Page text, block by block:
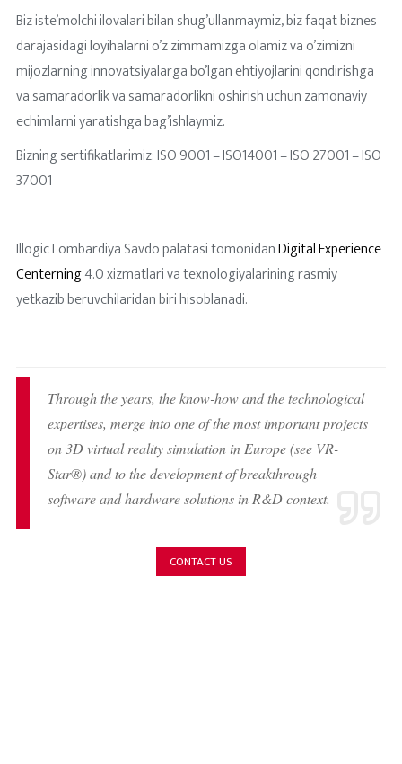
Biz iste’molchi ilovalari bilan shug’ullanmaymiz, biz faqat biznes
darajasidagi loyihalarni o’z zimmamizga olamiz va o’zimizni
mijozlarning innovatsiyalarga bo’lgan ehtiyojlarini qondirishga
va samaradorlik va samaradorlikni oshirish uchun zamonaviy
echimlarni yaratishga bag’ishlaymiz.
Bizning sertifikatlarimiz: ISO 9001 – ISO14001 – ISO 27001 – ISO
37001
Illogic Lombardiya Savdo palatasi tomonidanDigital Experience
Centerning4.0 xizmatlari va texnologiyalarining rasmiy
yetkazib beruvchilaridan biri hisoblanadi.
Through the years, the know-how and the technological
expertises, merge into one of the most important projects
on 3D virtual reality simulation in Europe (see VR-
Star®) and to the development of breakthrough
software and hardware solutions in R&D context.
CONTACT US